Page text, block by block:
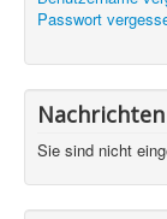
Passwort
Nachrichten
Sie sind nicht